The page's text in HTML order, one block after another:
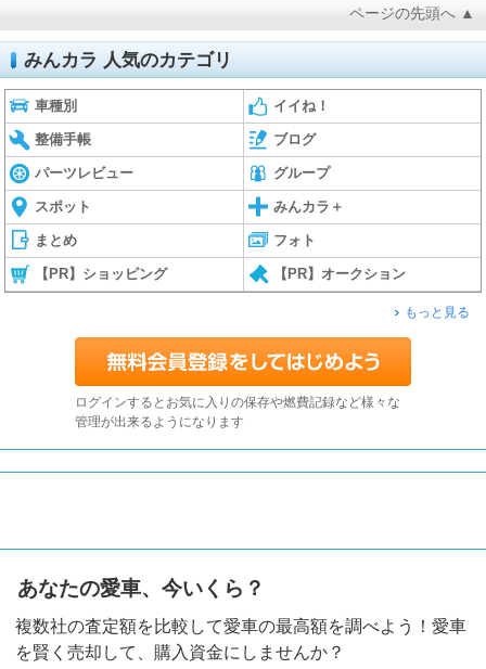
ページの先頭へ ▲
みんカラ 人気のカテゴリ
車種別 イイね！
整備手帳 ブログ
パーツレビュー グループ
スポット みんカラ＋
まとめ フォト
【PR】ショッピング 【PR】オークション
もっと見る
ログインするとお気に入りの保存や燃費記録など様々な
管理が出来るようになります
あなたの愛車、今いくら？
複数社の査定額を比較して愛車の最高額を調べよう！愛車
を賢く売却して、購入資金にしませんか？